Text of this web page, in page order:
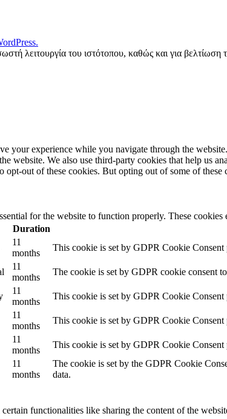
λειτουργία του ιστότοπου, καθώς και για
your experience while you navigate through the
website. We also use third-party cookies that help us
opt-out of these cookies. But opting out of some of
for the website to function properly. These
Duration
11
months
This cookie is set by GDPR Cookie
11
months
The cookie is set by GDPR cookie consent
11
months
This cookie is set by GDPR Cookie Consent
11
months
This cookie is set by GDPR Cookie
11
months
This cookie is set by GDPR Cookie
11
months
The cookie is set by the GDPR Cookie
data.
functionalities like sharing the content of the